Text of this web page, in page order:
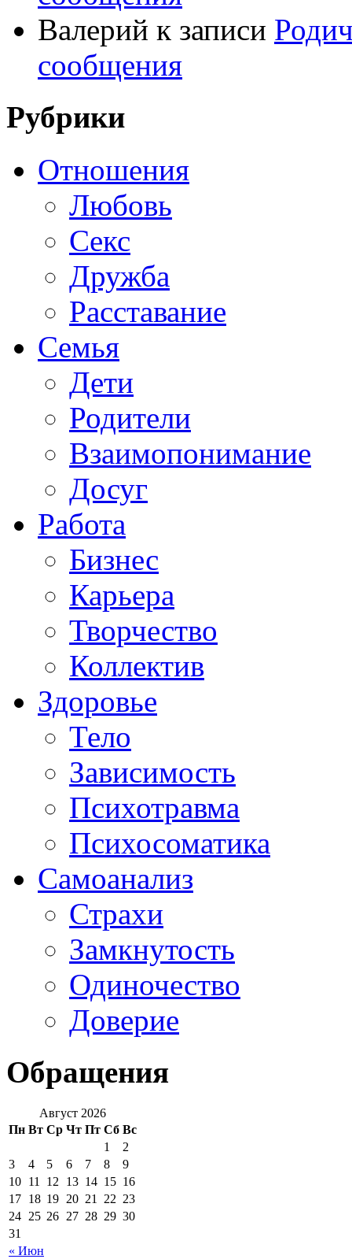
Валерий к записи
сообщения
Рубрики
Отношения
Любовь
Секс
Дружба
Расставание
Семья
Дети
Родители
Взаимопонимание
Досуг
Работа
Бизнес
Карьера
Творчество
Коллектив
Здоровье
Тело
Зависимость
Психотравма
Психосоматика
Самоанализ
Страхи
Замкнутость
Одиночество
Доверие
Обращения
Август 2026
Пн Вт Ср Чт Пт Сб Вс
« Июн
1
2
3
4 5 6 7 8
9
10 11 12 13 14 15 16
17 18 19 20 21 22 23
24 25 26 27 28 29 30
31